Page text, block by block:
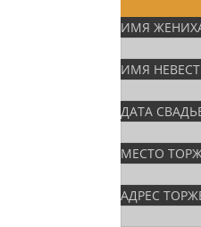
ИМЯ
ИМЯ
ДАТА
МЕСТО
АДРЕС